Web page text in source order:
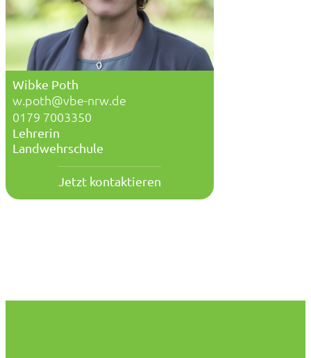
Wibke Poth
w.poth@vbe-nrw.de
0179 7003350
Lehrerin
Landwehrschule
Jetzt kontaktieren